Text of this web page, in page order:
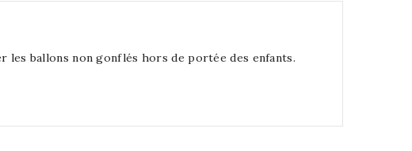
les ballons non gonflés hors de portée des enfants.